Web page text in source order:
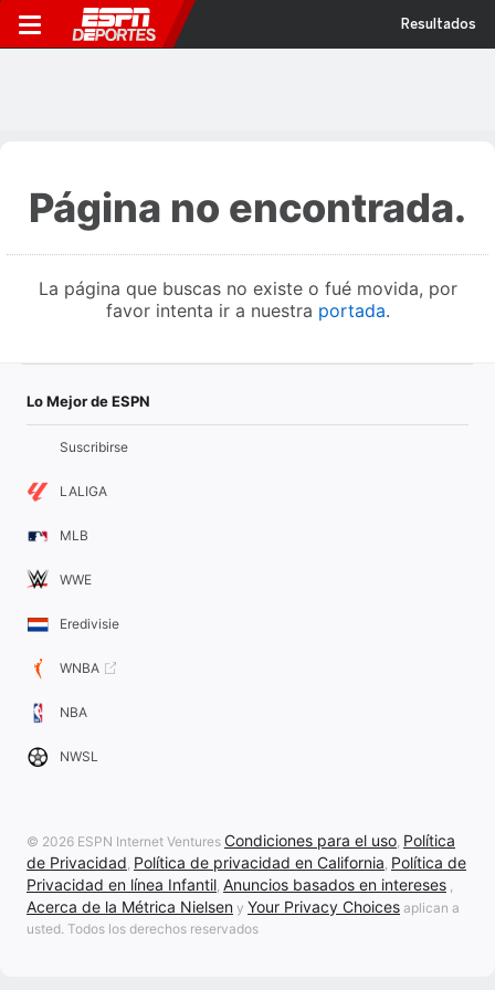
Resultados
Página no encontrada.
La página que buscas no existe o fué movida, por
favor intenta ir a nuestra portada.
Lo Mejor de ESPN
Suscribirse
LALIGA
MLB
WWE
Eredivisie
WNBA
NBA
NWSL
© 2026 ESPN Internet Ventures Condiciones para el uso, Política
de Privacidad, Política de privacidad en California, Política de
Privacidad en línea Infantil, Anuncios basados en intereses ,
Acerca de la Métrica Nielsen y Your Privacy Choices aplican a
usted. Todos los derechos reservados